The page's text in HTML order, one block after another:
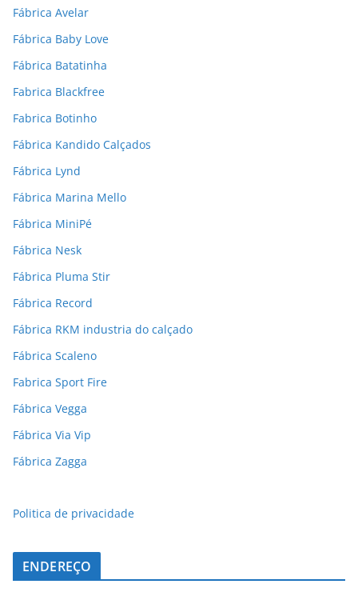
Fábrica Avelar
Fábrica Baby Love
Fábrica Batatinha
Fabrica Blackfree
Fabrica Botinho
Fábrica Kandido Calçados
Fábrica Lynd
Fábrica Marina Mello
Fábrica MiniPé
Fábrica Nesk
Fábrica Pluma Stir
Fábrica Record
Fábrica RKM industria do calçado
Fábrica Scaleno
Fabrica Sport Fire
Fábrica Vegga
Fábrica Via Vip
Fábrica Zagga
Politica de privacidade
ENDEREÇO